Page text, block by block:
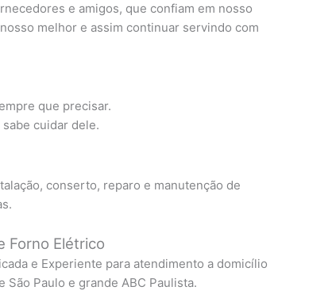
e amigos, que confiam em nosso
melhor e assim continuar servindo com
que precisar.
cuidar dele.
conserto, reparo e manutenção de
Forno Elétrico
e Experiente para atendimento a domicílio
São Paulo e grande ABC Paulista.